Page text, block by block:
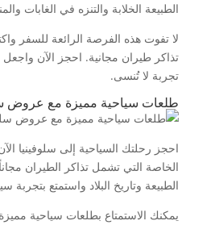
الطبيعة الخلابة والتنزه في الغابات
لا تفوت هذه الفرصة الرائعة للسفر
تذاكر طيران مجانية. احجز الآن واجعل
تجربة لا تُنسى.
طلعات سياحية مميزة مع عروض
احجز رحلتك السياحية إلى سلوفينيا
الخاصة التي تشمل تذاكر الطيران
الطبيعة وتاريخ البلاد واستمتع بتجربة
يمكنك الاستمتاع بطلعات سياحية